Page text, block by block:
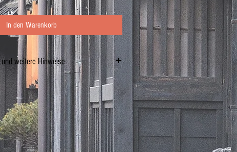
In den Warenkorb
weitere Hinweise